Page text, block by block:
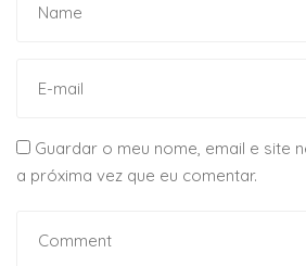
Guardar o meu nome, email e site
a próxima vez que eu comentar.